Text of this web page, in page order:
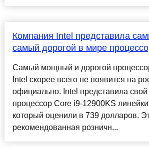
Компания Intel представила
самый дорогой в мире
Самый мощный и дорогой
Intel скорее всего не появится на
официально. Intel представила
процессор Core i9-12900KS
который оценили в 739 долларов.
рекомендованная розничн...